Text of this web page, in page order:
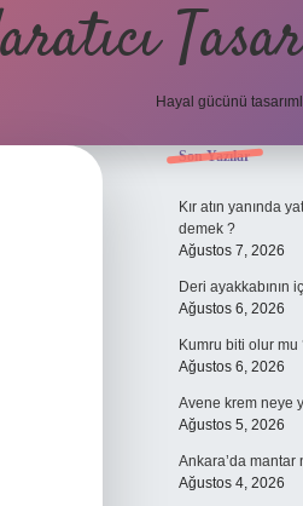
Hayal gücünü
Son Yazılar
Kır atın yanında
demek ?
Ağustos 7, 2026
Deri ayakkabının
Ağustos 6, 2026
Kumru biti olur mu
Ağustos 6, 2026
Avene krem neye
Ağustos 5, 2026
Ankara’da mantar
Ağustos 4, 2026